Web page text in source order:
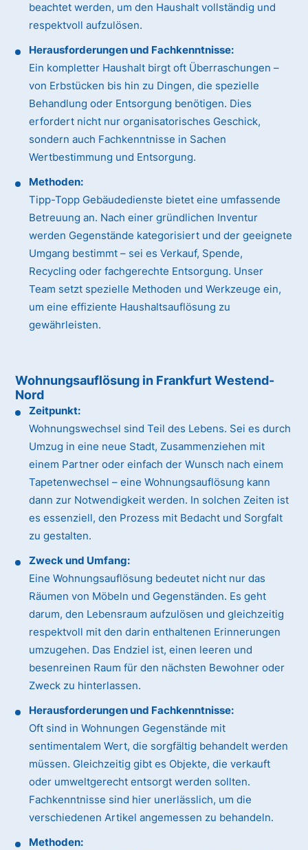
beachtet werden, um den Haushalt vollständig und
respektvoll aufzulösen.
Herausforderungen und Fachkenntnisse:
Ein kompletter Haushalt birgt oft Überraschungen –
von Erbstücken bis hin zu Dingen, die spezielle
Behandlung oder Entsorgung benötigen. Dies
erfordert nicht nur organisatorisches Geschick,
sondern auch Fachkenntnisse in Sachen
Wertbestimmung und Entsorgung.
Methoden:
Tipp-Topp Gebäudedienste bietet eine umfassende
Betreuung an. Nach einer gründlichen Inventur
werden Gegenstände kategorisiert und der geeignete
Umgang bestimmt – sei es Verkauf, Spende,
Recycling oder fachgerechte Entsorgung. Unser
Team setzt spezielle Methoden und Werkzeuge ein,
um eine effiziente Haushaltsauflösung zu
gewährleisten.
Wohnungsauflösung in Frankfurt Westend-
Nord
Zeitpunkt:
Wohnungswechsel sind Teil des Lebens. Sei es durch
Umzug in eine neue Stadt, Zusammenziehen mit
einem Partner oder einfach der Wunsch nach einem
Tapetenwechsel – eine Wohnungsauflösung kann
dann zur Notwendigkeit werden. In solchen Zeiten ist
es essenziell, den Prozess mit Bedacht und Sorgfalt
zu gestalten.
Zweck und Umfang:
Eine Wohnungsauflösung bedeutet nicht nur das
Räumen von Möbeln und Gegenständen. Es geht
darum, den Lebensraum aufzulösen und gleichzeitig
respektvoll mit den darin enthaltenen Erinnerungen
umzugehen. Das Endziel ist, einen leeren und
besenreinen Raum für den nächsten Bewohner oder
Zweck zu hinterlassen.
Herausforderungen und Fachkenntnisse:
Oft sind in Wohnungen Gegenstände mit
sentimentalem Wert, die sorgfältig behandelt werden
müssen. Gleichzeitig gibt es Objekte, die verkauft
oder umweltgerecht entsorgt werden sollten.
Fachkenntnisse sind hier unerlässlich, um die
verschiedenen Artikel angemessen zu behandeln.
Methoden: